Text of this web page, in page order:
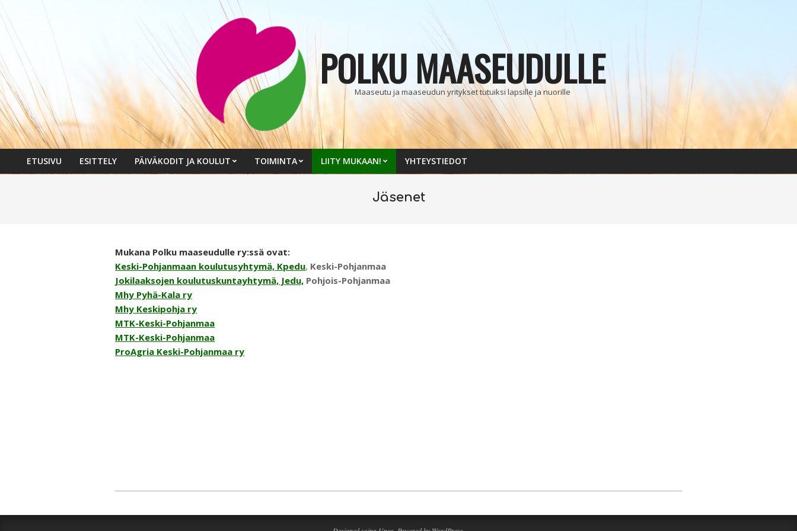
POLKU MAASEUDULLE
Maaseutu ja maaseudun yritykset tutuiksi lapsille ja nuorille
Primary
ETUSIVU ESITTELY PÄIVÄKODIT JA KOULUT TOIMINTA LIITY MUKAAN! YHTEYSTIEDOT
Jäsenet
Mukana Polku maaseudulle ry:ssä ovat:
Keski-Pohjanmaan koulutusyhtymä, Kpedu, Keski-Pohjanmaa
Jokilaaksojen koulutuskuntayhtymä, Jedu, Pohjois-Pohjanmaa
Mhy Pyhä-Kala ry
Mhy Keskipohja ry
MTK-Keski-Pohjanmaa
MTK-Keski-Pohjanmaa
ProAgria Keski-Pohjanmaa ry
06-